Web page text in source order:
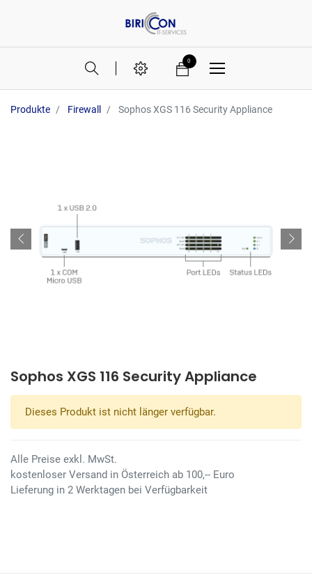
0
Produkte Firewall Sophos XGS 116 Security Appliance
Sophos XGS 116 Security Appliance
Dieses Produkt ist nicht länger verfügbar.
Alle Preise exkl. MwSt.
kostenloser Versand in Österreich ab 100,-- Euro
Lieferung in 2 Werktagen bei Verfügbarkeit